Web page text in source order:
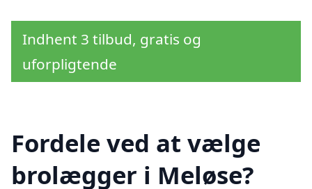
Indhent 3 tilbud, gratis og
uforpligtende
Fordele ved at vælge
brolægger i Meløse?